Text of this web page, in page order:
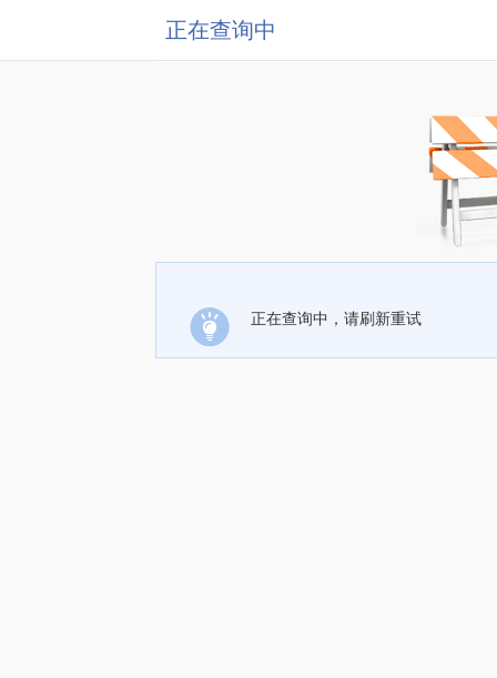
正在查询中
正在查询中，请刷新重试